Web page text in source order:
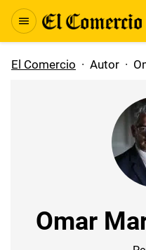
El Comercio · Autor ·
Omar